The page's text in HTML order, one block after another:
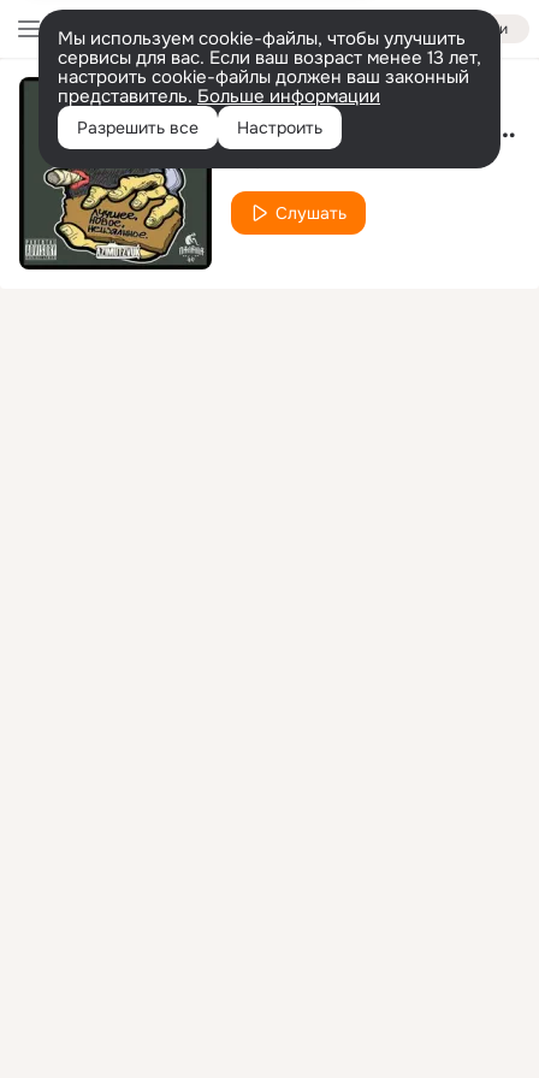
Войти
Мы используем cookie-файлы, чтобы улучшить
сервисы для вас. Если ваш возраст менее 13 лет,
настроить cookie-файлы должен ваш законный
представитель. Больше информации
Разрешить все Настроить Зачем же люди врут?
Слушать